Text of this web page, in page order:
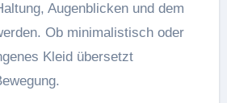
Augenblicken und dem
Ob minimalistisch oder
Kleid übersetzt